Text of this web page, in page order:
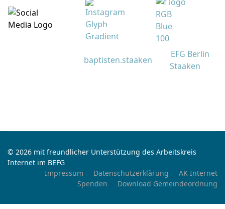
baptisten.staaken
EFG Berlin
Staaken
© 2026 mit freundlicher Unterstützung des Arbeitskreis
Internet im BEFG
Impressum
Datenschutzerklärung
AK Internet
Spenden
Download Gemeindeordnung